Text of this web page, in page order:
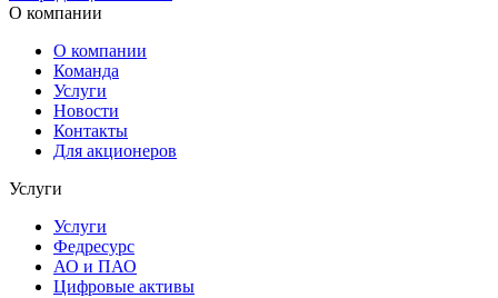
О компании
О компании
Команда
Услуги
Новости
Контакты
Для акционеров
Услуги
Услуги
Федресурс
АО и ПАО
Цифровые активы